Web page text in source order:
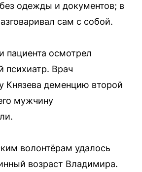
одежды и документов; в
сам с собой.
пациента осмотрел
психиатр. Врач
Князева деменцию второй
мужчину
волонтёрам удалось
возраст Владимира.